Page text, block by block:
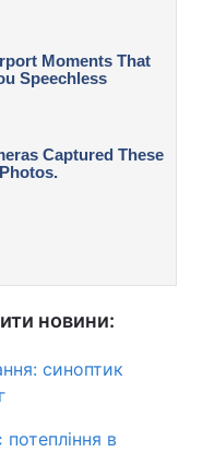
новини:
синоптик
в